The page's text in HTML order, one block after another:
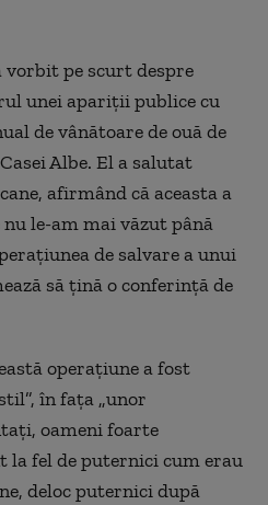
vorbit pe scurt despre
unei apariții publice cu
de vânătoare de ouă de
Albe. El a salutat
afirmând că aceasta a
le-am mai văzut până
de salvare a unui
să țină o conferință de
operațiune a fost
în fața „unor
oameni foarte
la fel de puternici cum erau
deloc puternici după